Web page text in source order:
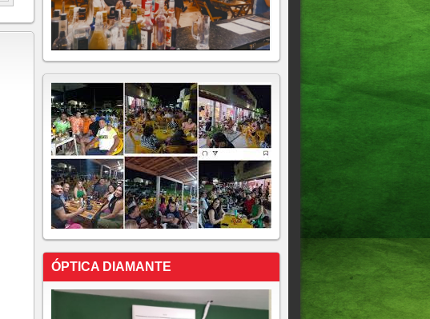
ÓPTICA DIAMANTE